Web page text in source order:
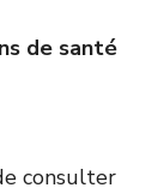
de santé
consulter